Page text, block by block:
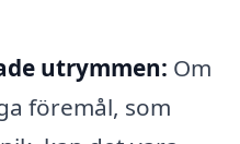
utrymmen: Om
föremål, som